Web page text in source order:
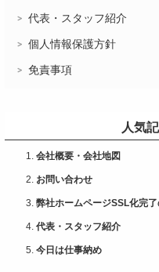
代表・スタッフ紹介
個人情報保護方針
免責事項
人気
会社概要・会社地図
お問い合わせ
弊社ホームページSSL化完
代表・スタッフ紹介
今日は仕事納め